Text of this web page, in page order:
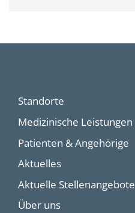
Standorte
Medizinische Leistungen
Patienten & Angehörige
Aktuelles
Aktuelle Stellenangebote
Über uns